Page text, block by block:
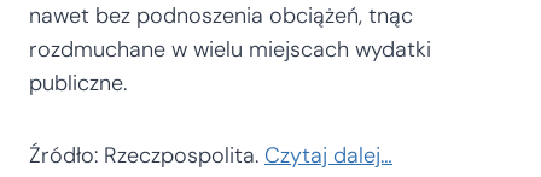
nawet bez podnoszenia obciążeń, tnąc
rozdmuchane w wielu miejscach wydatki
publiczne.
Źródło: Rzeczpospolita. Czytaj dalej…